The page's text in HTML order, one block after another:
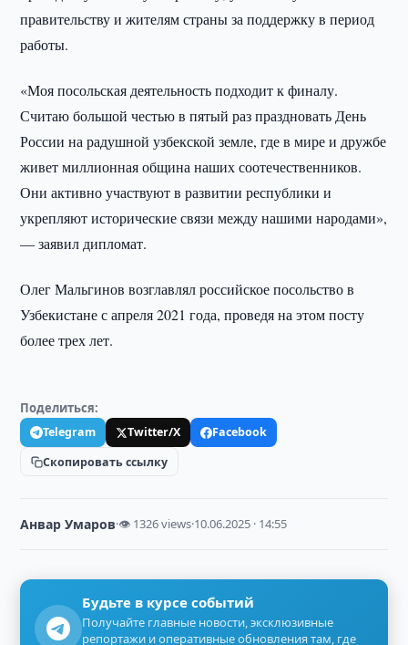
правительству и жителям страны за поддержку в период
работы.
«Моя посольская деятельность подходит к финалу.
Считаю большой честью в пятый раз праздновать День
России на радушной узбекской земле, где в мире и дружбе
живет миллионная община наших соотечественников.
Они активно участвуют в развитии республики и
укрепляют исторические связи между нашими народами»,
— заявил дипломат.
Олег Мальгинов возглавлял российское посольство в
Узбекистане с апреля 2021 года, проведя на этом посту
более трех лет.
Поделиться:
Telegram Twitter/X
Facebook
Скопировать ссылку
Анвар Умаров·👁 1326 views·10.06.2025 · 14:55
Будьте в курсе событий
Получайте главные новости, эксклюзивные
репортажи и оперативные обновления там, где